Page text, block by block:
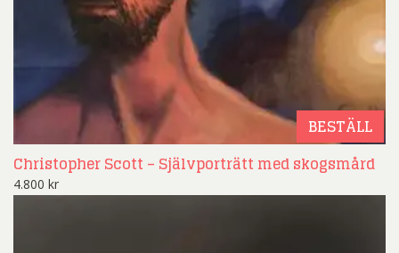
BESTÄLL
Christopher Scott – Självporträtt med skogsmård
4.800 kr